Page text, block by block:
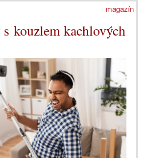
magazín
kouzlem kachlových